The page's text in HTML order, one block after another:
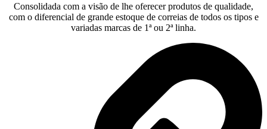
Consolidada com a visão de lhe oferecer produtos de qualidade,
com o diferencial de grande estoque de correias de todos os tipos e
variadas marcas de 1ª ou 2ª linha.